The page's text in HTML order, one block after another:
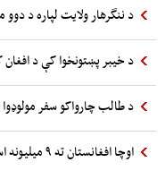
د ننگرهار ولایت لپاره د دوو
د خیبر پښتونخوا کې د
د طالب چارواکو سفر
اوچا افغانستان ته ۹ میلیونه استرالیایي ډالرو مرسته اعلان کړه